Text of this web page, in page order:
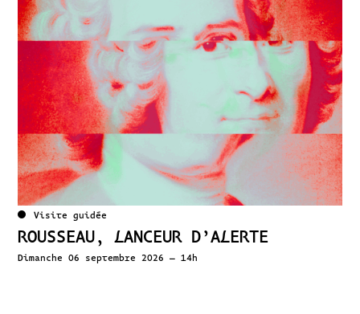
Visite guidée
ROUSSEAU, LANCEUR D’ALERTE
Dimanche 06 septembre 2026 – 14h